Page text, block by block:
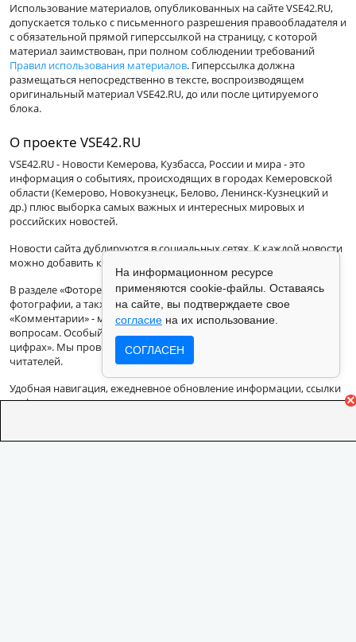
Использование материалов, опубликованных на сайте VSE42.RU,
допускается только с письменного разрешения правообладателя и
с обязательной прямой гиперссылкой на страницу, с которой
материал заимствован, при полном соблюдении требований
Правил использования материалов. Гиперссылка должна
размещаться непосредственно в тексте, воспроизводящем
оригинальный материал VSE42.RU, до или после цитируемого
блока.
О проекте VSE42.RU
VSE42.RU - Новости Кемерова, Кузбасса, России и мира - это
информация о событиях, происходящих в городах Кемеровской
области (Кемерово, Новокузнецк, Белово, Ленинск-Кузнецкий и
др.) плюс выборка самых важных и интересных мировых и
российских новостей.
Новости сайта дублируются в социальных сетях. К каждой новости
можно добавить комментарий.
В разделе «Фоторепортажи», мы размещаем интересные
фотографии, а также видеоролики со всего света. Раздел
«Комментарии» - мнения известных людей по актуальным
вопросам. Особый взгляд на факты и события в разделе «В
цифрах». Мы проводим еженедельные «Опросы» среди наших
читателей.
Удобная навигация, ежедневное обновление информации, ссылки
на фото и видеорепортажи.
На информационном ресурсе
применяются cookie-файлы. Оставаясь
на сайте, вы подтверждаете свое
согласие на их использование.
СОГЛАСЕН